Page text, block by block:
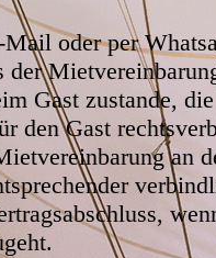
oder per
der
Gast zustande,
den Gast
an